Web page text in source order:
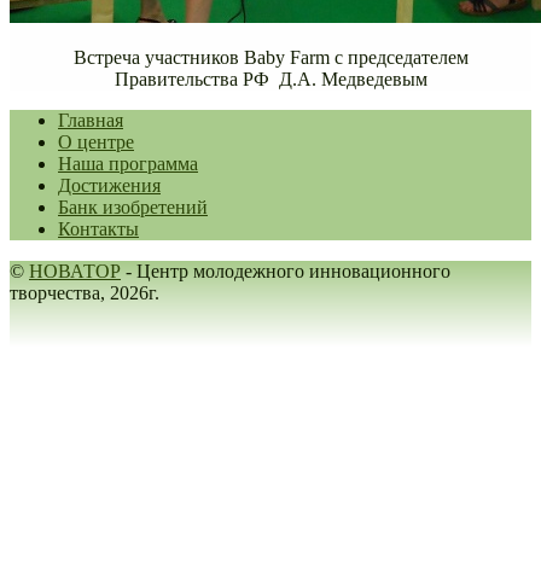
Встреча участников Baby Farm с председателем
Правительства РФ Д.А. Медведевым
Главная
О центре
Наша программа
Достижения
Банк изобретений
Контакты
© НОВАТОР - Центр молодежного инновационного
творчества, 2026г.